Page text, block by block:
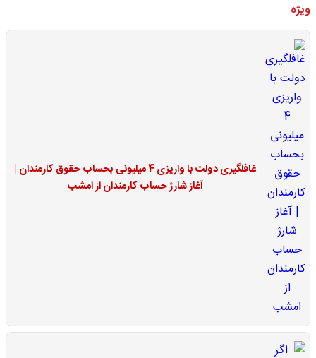
ویژه
غافلگیری دولت با واریزی 4 میلیونی بحساب حقوق کارمندان |
آغاز شارژ حساب کارمندان از امشب